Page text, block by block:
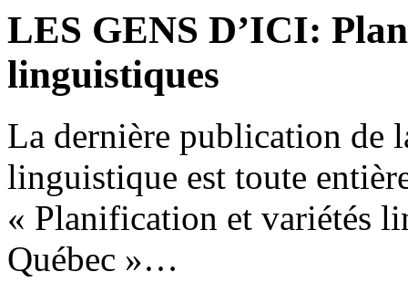
LES GENS D’ICI:
linguistiques
La dernière publication de
linguistique est toute
« Planification et variétés
Québec »…